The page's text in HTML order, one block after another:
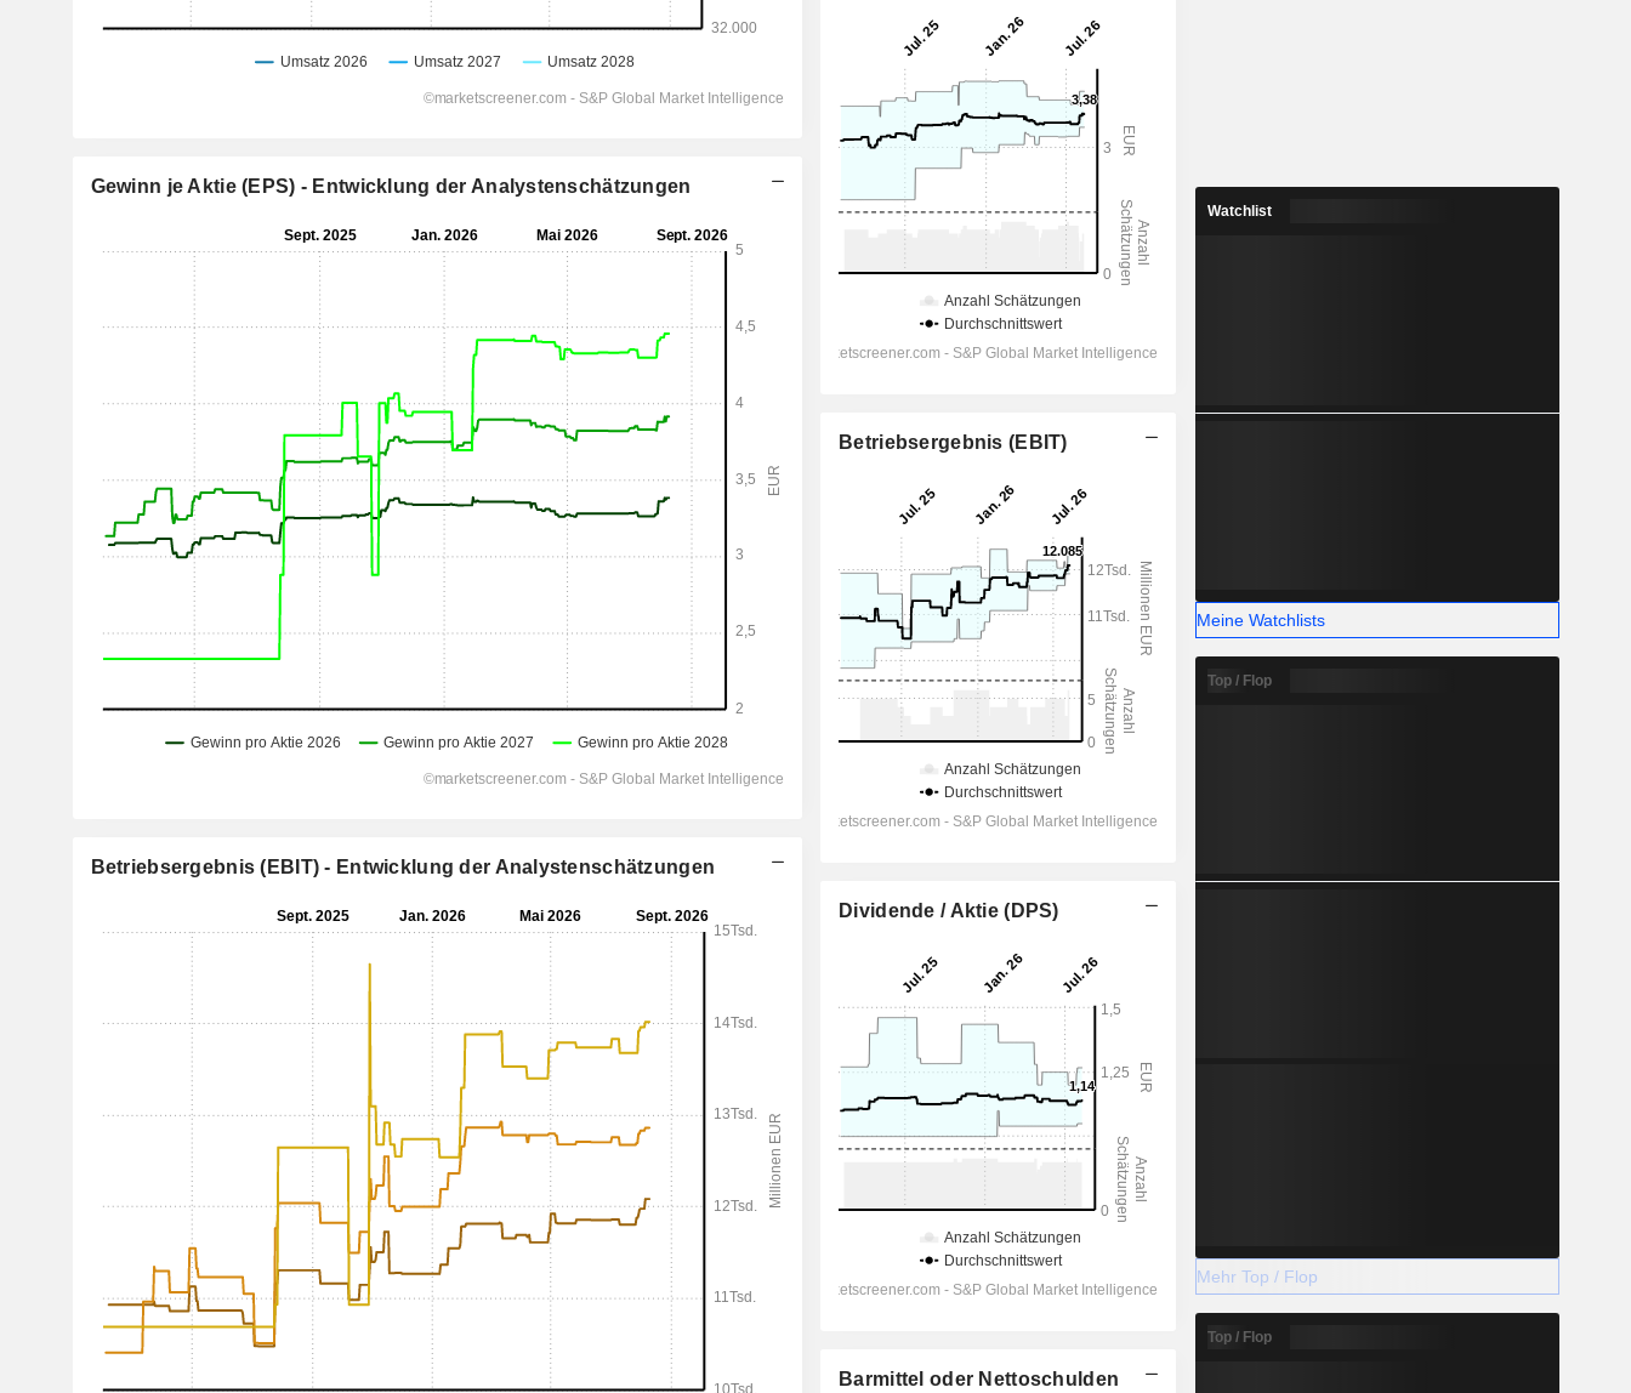
Gewinn je Aktie (EPS) - Entwicklung der Analystenschätzungen
Betriebsergebnis (EBIT) - Entwicklung der Analystenschätzungen
Betriebsergebnis (EBIT)
Dividende / Aktie (DPS)
Barmittel oder Nettoschulden
Watchlist
Meine Watchlists
Top / Flop
Mehr Top / Flop
Top / Flop